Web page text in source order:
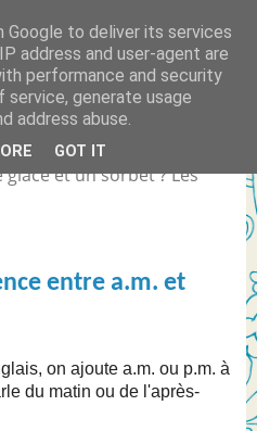
et le Coca Zéro ? la
et un sorbet ? Les
entre a.m. et
on ajoute a.m. ou p.m. à
du matin ou de l'après-
Google to deliver its services
address and user-agent are
performance and security
generate usage
address abuse.
GOT IT